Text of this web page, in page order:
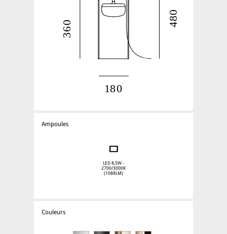
Ampoules
LED 8,5W -
2700/3000K
(1088LM)
Couleurs